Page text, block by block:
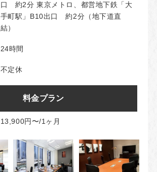
口 約2分 東京メトロ、都営地下鉄「大
手町駅」B10出口 約2分（地下道直
結）
24時間
不定休
料金プラン
13,900円〜/1ヶ月